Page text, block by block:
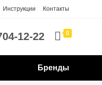
Инструкции Контакты
12-22 0
Бренды